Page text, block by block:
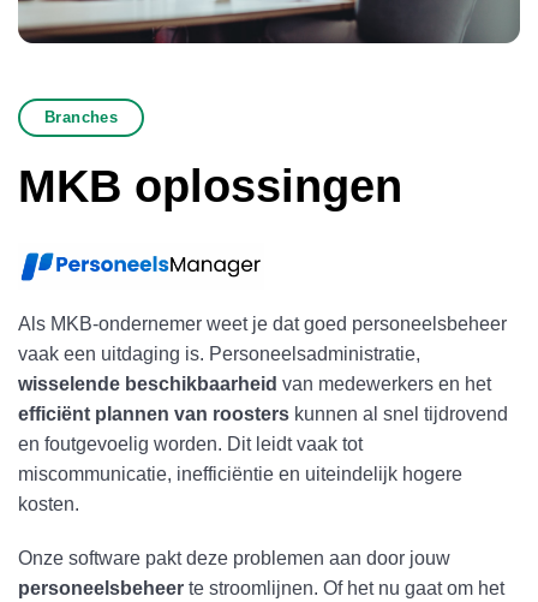
Branches
MKB oplossingen
Als MKB-ondernemer weet je dat goed personeelsbeheer
vaak een uitdaging is. Personeelsadministratie,
wisselende beschikbaarheid van medewerkers en het
efficiënt plannen van roosters kunnen al snel tijdrovend
en foutgevoelig worden. Dit leidt vaak tot
miscommunicatie, inefficiëntie en uiteindelijk hogere
kosten.
Onze software pakt deze problemen aan door jouw
personeelsbeheer te stroomlijnen. Of het nu gaat om het